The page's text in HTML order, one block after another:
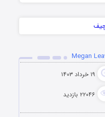
۱۹ خرداد ۱۴۰۳
۲۲۰۴۶ بازدید